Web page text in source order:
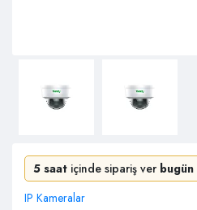
5 saat içinde sipariş ver bugün
IP Kameralar